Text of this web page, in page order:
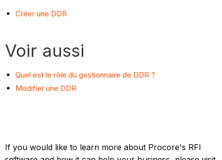
Créer une DDR
Voir aussi
Quel est le rôle du gestionnaire de DDR ?
Modifier une DDR
If you would like to learn more about Procore's RFI